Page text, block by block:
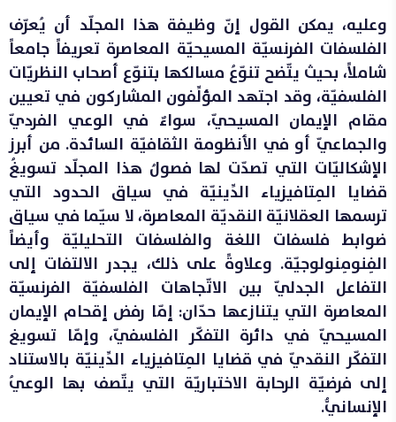
وعليه، يمكن القول إنّ وظيفة هذا المجلّد أن يُعرّف
الفلسفات الفرنسيّة المسيحيّة المعاصرة تعريفاً جامعاً
شاملاً، بحيث يتّضح تنوّعُ مسالكها بتنوّع أصحاب النظريّات
الفلسفيّة، وقد اجتهد المؤلِّفون المشاركون في تعيين
مقام الإيمان المسيحيّ، سواءٌ في الوعي الفرديّ
والجماعيّ أو في الأنظومة الثقافيّة السائدة. من أبرز
الإشكاليّات التي تصدّت لها فصولُ هذا المجلّد تسويغُ
قضايا المِتافيزياء الدِّينيّة في سياق الحدود التي
ترسمها العقلانيّة النقديّة المعاصرة، لا سيّما في سياق
ضوابط فلسفات اللغة والفلسفات التحليليّة وأيضاً
الفِنومِنولوجيّة. وعلاوةً على ذلك، يجدر الالتفات إلى
التفاعل الجدليّ بين الاتّجاهات الفلسفيّة الفرنسيّة
المعاصرة التي يتنازعها حدّان: إمّا رفض إقحام الإيمان
المسيحيّ في دائرة التفكّر الفلسفيّ، وإمّا تسويغ
التفكّر النقديّ في قضايا المِتافيزياء الدِّينيّة بالاستناد
إلى فرضيّة الرحابة الاختباريّة التي يتّصف بها الوعيُ
الإنسانيُّ.